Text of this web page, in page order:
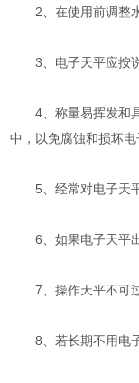
2、在使用前调整水
3、电子天平应按说
4、称量易挥发和具
中，以免腐蚀和损坏电
5、经常对电子天平
6、如果电子天平出
7、操作天平不可过
8、若长期不用电子